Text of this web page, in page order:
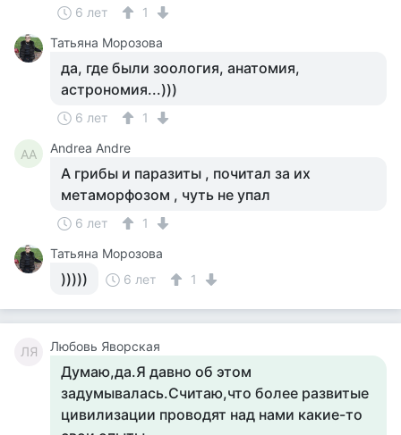
6 лет
1
Татьяна Морозова
да, где были зоология, анатомия,
астрономия...)))
6 лет 1
AA Andrea Andre
А грибы и паразиты , почитал за их
метаморфозом , чуть не упал
6 лет
1
Татьяна Морозова
))))) 6 лет 1
ЛЯ Любовь Яворская
Думаю,да.Я давно об этом
задумывалась.Считаю,что более развитые
цивилизации проводят над нами какие-то